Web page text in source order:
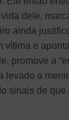
dele,
ainda
vítima e
promove a
levado a
sinais de